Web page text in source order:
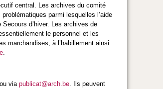
central. Les archives du comité
parmi lesquelles l’aide
d’hiver. Les archives de
le personnel et les
marchandises, à l’habillement ainsi
via publicat@arch.be. Ils peuvent